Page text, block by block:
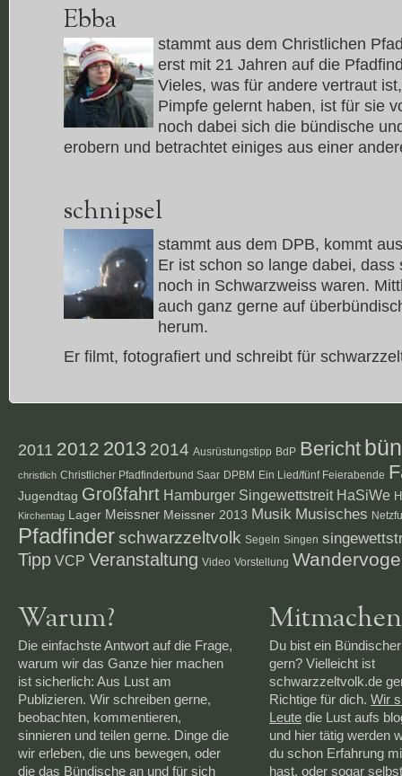
Ebba
stammt aus dem Christlichen
erst mit 21 Jahren auf die
Vieles, was für andere vertraut
Pimpfe gelernt haben, ist für sie
noch dabei sich die bündische
erobern und betrachtet einiges aus einer
schnipsel
stammt aus dem DPB, kommt
Er ist schon so lange dabei, dass
noch in Schwarzweiss waren.
auch ganz gerne auf
herum.
Er filmt, fotografiert und schreibt für
2011 2012 2013 2014 Ausrüstungstipp BdP Bericht
christlich Christlicher Pfadfinderbund Saar DPBM Ein Lied/fünf Feierabende
Jugendtag Großfahrt Hamburger Singewettstreit HaSiWe
Kirchentag Lager Meissner Meissner 2013 Musik Musisches
Pfadfinderschwarzzeltvolk Segeln Singen
Tipp VCP Veranstaltung Video Vorstellung
Warum?
Die einfachste Antwort auf die Frage,
warum wir das Ganze hier machen
ist sicherlich: Aus Lust am
Publizieren. Wir schreiben gerne,
beobachten, kommentieren,
sinnieren und teilen gerne. Dinge die
wir erleben, die uns bewegen, oder
die das Bündische an und für sich
Mitmachen
Du bist ein
gern? Vielleicht ist
schwarzzeltvolk.de
Richtige für dich. Wir
Leute die Lust aufs
und hier tätig werden
du schon Erfahrung
hast, oder sogar